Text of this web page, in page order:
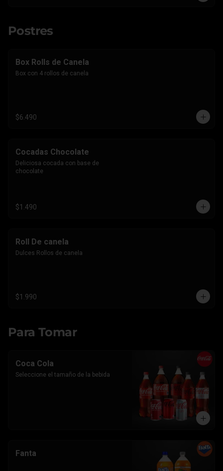
Postres
Box Rolls de Canela
Box con 4 rollos de canela
$6.490
Cocadas Chocolate
Deliciosa cocada con base de
chocolate
$1.490
Roll De canela
Dulces Rollos de canela
$1.990
Para Tomar
Coca Cola
Seleccione el tamaño de la bebida
Fanta